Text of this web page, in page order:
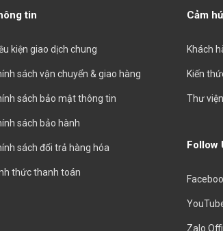
tin
kiện giao dịch chung
sách vận chuyển & giao hàng
sách bảo mật thông tin
sách bảo hành
sách đổi trả hàng hóa
thức thanh toán
Cảm
Khách
Kiến
Thư viện
Follow
Zalo